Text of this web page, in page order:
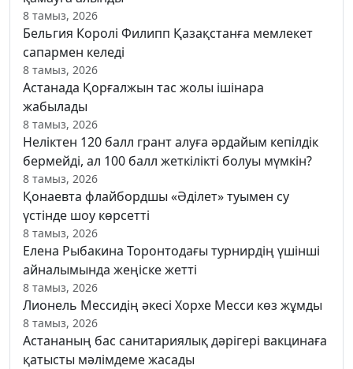
8 тамыз, 2026
Бельгия Королі Филипп Қазақстанға мемлекет
сапармен келеді
8 тамыз, 2026
Астанада Қорғалжын тас жолы ішінара
жабылады
8 тамыз, 2026
Неліктен 120 балл грант алуға әрдайым кепілдік
бермейді, ал 100 балл жеткілікті болуы мүмкін?
8 тамыз, 2026
Қонаевта флайбордшы «Әділет» туымен су
үстінде шоу көрсетті
8 тамыз, 2026
Елена Рыбакина Торонтодағы турнирдің үшінші
айналымында жеңіске жетті
8 тамыз, 2026
Лионель Мессидің әкесі Хорхе Месси көз жұмды
8 тамыз, 2026
Астананың бас санитариялық дәрігері вакцинаға
қатысты мәлімдеме жасады